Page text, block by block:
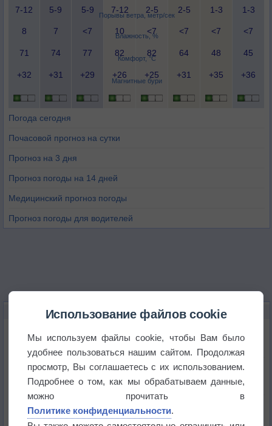
Порывы ветра, метр/сек
Влажность, %
Комфорт, °C
Магнитные бури
7-12
5-9
5-9
7-12
2-5
2-5
1-3
1-3
8 7 <7 10 <7 <7 <7 <7
71 74 77 82 82 64 48 45
+32 +31 +29 +26 +25 +31 +35 +36
Погода сегодня
Почасовой прогноз на сутки
Прогноз на 3 дня
Прогноз погоды на 14 дней
Медицинский прогноз погоды
Прогноз погоды для водителей
НОВОЕ О ПОГОДЕ
Приложение построит маршрут через тень
Атмосфера начала замерзать
Использование файлов cookie
Мы используем файлы cookie, чтобы Вам было
удобнее пользоваться нашим сайтом. Продолжая
просмотр, Вы соглашаетесь с их использованием.
Подробнее о том, как мы обрабатываем данные,
можно прочитать в
Политике конфиденциальности.